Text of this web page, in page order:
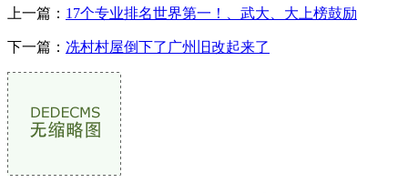
上一篇： 17个专业排名世界第一！、武大、大上榜鼓励
下一篇： 冼村村屋倒下了广州旧改起来了